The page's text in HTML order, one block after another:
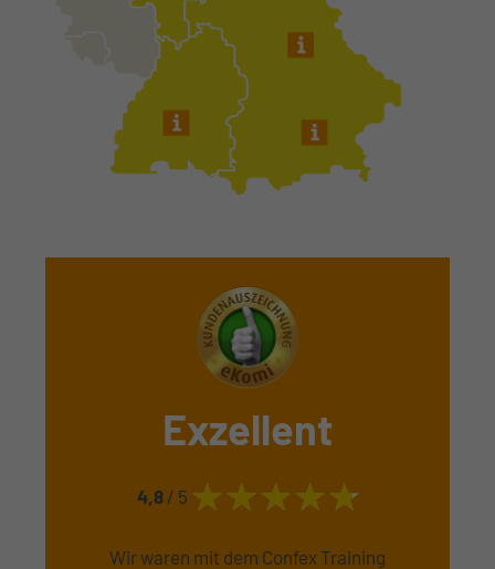
Exzellent
4,8/ 5
Wir waren mit dem Confex Training